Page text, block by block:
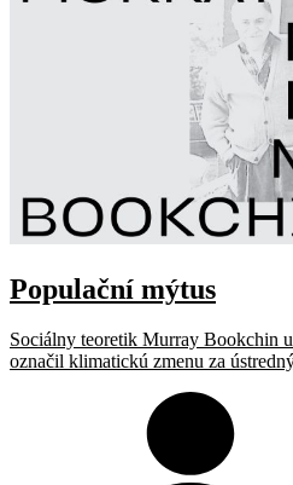
Populační mýtus
Sociálny teoretik Murray Bookchin
označil klimatickú zmenu za